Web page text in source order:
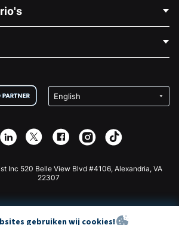
Inc 520 Belle View Blvd #4106, Alexandria, VA
22307
gebruiken wij cookies!